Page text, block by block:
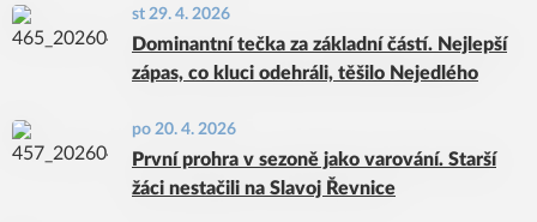
st 29. 4. 2026
Dominantní tečka za základní částí. Nejlepší
zápas, co kluci odehráli, těšilo Nejedlého
po 20. 4. 2026
První prohra v sezoně jako varování. Starší
žáci nestačili na Slavoj Řevnice